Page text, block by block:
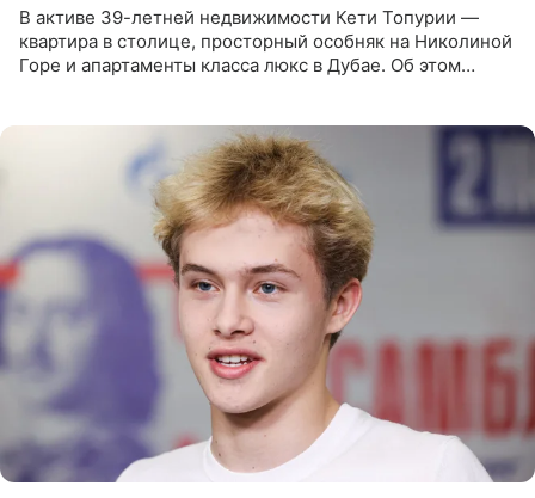
В активе 39-летней недвижимости Кети Топурии —
квартира в столице, просторный особняк на Николиной
Горе и апартаменты класса люкс в Дубае. Об этом